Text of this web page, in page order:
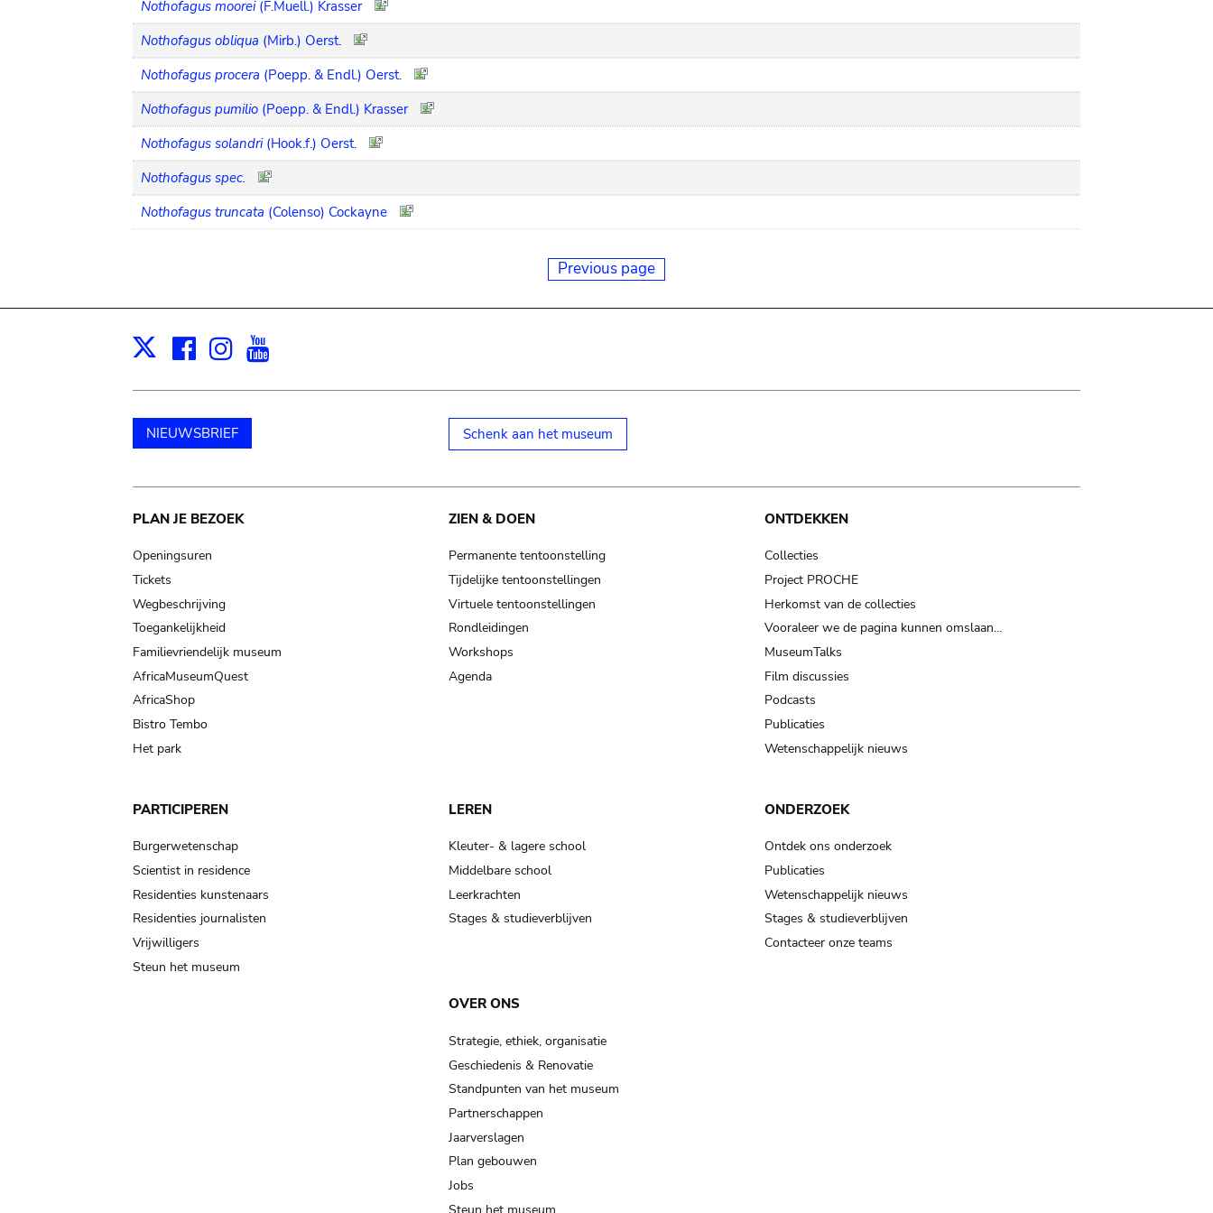
Nothofagus moorei (F.Muell.) Krasser
Nothofagus obliqua (Mirb.) Oerst.
Nothofagus procera (Poepp. & Endl.) Oerst.
Nothofagus pumilio (Poepp. & Endl.) Krasser
Nothofagus solandri (Hook.f.) Oerst.
Nothofagus spec.
Nothofagus truncata (Colenso) Cockayne
Previous page
X Facebook
Instagram
NIEUWSBRIEF Schenk aan het museum
Main
navigation
PLAN JE BEZOEK
Openingsuren
Tickets
Wegbeschrijving
Toegankelijkheid
Familievriendelijk museum
AfricaMuseumQuest
AfricaShop
Bistro Tembo
Het park
ZIEN & DOEN
Permanente tentoonstelling
Tijdelijke tentoonstellingen
Virtuele tentoonstellingen
Rondleidingen
Workshops
Agenda
ONTDEKKEN
Collecties
Project PROCHE
Herkomst van de collecties
Vooraleer we de pagina kunnen omslaan…
MuseumTalks
Film discussies
Podcasts
Publicaties
Wetenschappelijk nieuws
PARTICIPEREN
Burgerwetenschap
Scientist in residence
Residenties kunstenaars
Residenties journalisten
Vrijwilligers
Steun het museum
LEREN
Kleuter- & lagere school
Middelbare school
Leerkrachten
Stages & studieverblijven
ONDERZOEK
Ontdek ons onderzoek
Publicaties
Wetenschappelijk nieuws
Stages & studieverblijven
Contacteer onze teams
OVER ONS
Strategie, ethiek, organisatie
Geschiedenis & Renovatie
Standpunten van het museum
Partnerschappen
Jaarverslagen
Plan gebouwen
Jobs
Steun het museum